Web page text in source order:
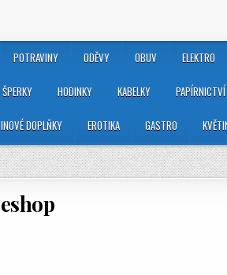
POTRAVINY ODĚVY OBUV ELEKTRO
ŠPERKY HODINKY KABELKY PAPÍRNICTVÍ
DOPLŇKY EROTIKA GASTRO